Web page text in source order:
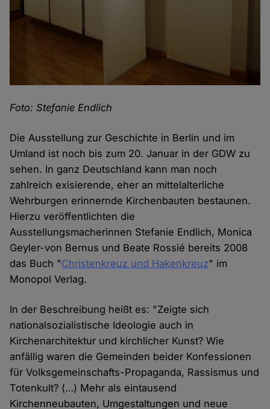
Foto: Stefanie Endlich
Die Ausstellung zur Geschichte in Berlin und im
Umland ist noch bis zum 20. Januar in der GDW zu
sehen. In ganz Deutschland kann man noch
zahlreich exisierende, eher an mittelalterliche
Wehrburgen erinnernde Kirchenbauten bestaunen.
Hierzu veröffentlichten die
Ausstellungsmacherinnen Stefanie Endlich, Monica
Geyler-von Bernus und Beate Rossié bereits 2008
das Buch "Christenkreuz und Hakenkreuz" im
Monopol Verlag.
In der Beschreibung heißt es: "Zeigte sich
nationalsozialistische Ideologie auch in
Kirchenarchitektur und kirchlicher Kunst? Wie
anfällig waren die Gemeinden beider Konfessionen
für Volksgemeinschafts-Propaganda, Rassismus und
Totenkult? (…) Mehr als eintausend
Kirchenneubauten, Umgestaltungen und neue